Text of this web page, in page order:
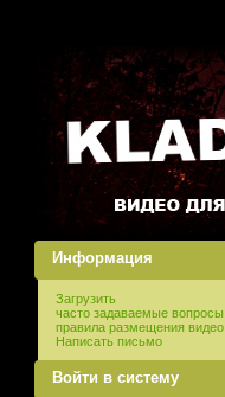
Информация
Загрузить
часто задаваемые вопросы
правила размещения видео
Написать письмо
Войти в систему